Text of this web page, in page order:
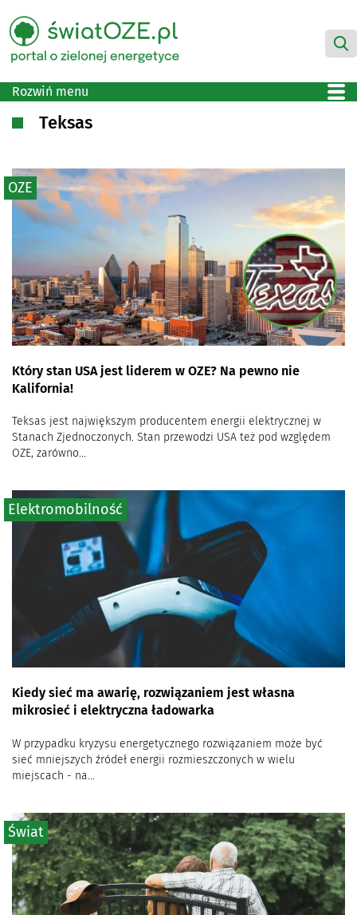
Rozwiń menu
Teksas
Który stan USA jest liderem w OZE? Na pewno nie
Kalifornia!
Teksas jest największym producentem energii elektrycznej w
Stanach Zjednoczonych. Stan przewodzi USA też pod względem
OZE, zarówno...
OZE
Kiedy sieć ma awarię, rozwiązaniem jest własna
mikrosieć i elektryczna ładowarka
W przypadku kryzysu energetycznego rozwiązaniem może być
sieć mniejszych źródeł energii rozmieszczonych w wielu
miejscach - na...
Elektromobilność
Świat